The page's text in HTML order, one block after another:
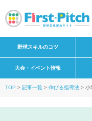
野球スキルのコツ
大会・イベント情報
TOP 記事一覧 伸びる指導法
小